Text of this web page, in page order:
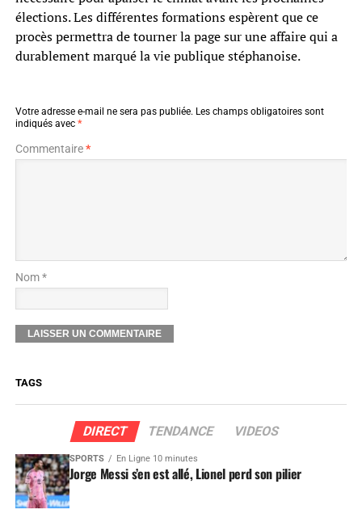
élections. Les différentes formations espèrent que ce
procès permettra de tourner la page sur une affaire qui a
durablement marqué la vie publique stéphanoise.
Votre adresse e-mail ne sera pas publiée. Les champs obligatoires sont
indiqués avec *
Commentaire*
Nom *
TAGS
DIRECT TENDANCE VIDEOS
SPORTS En Ligne 10 minutes
Jorge Messi s’en est allé, Lionel perd son pilier